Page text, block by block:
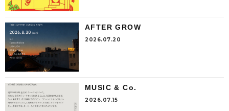
AFTER GROW
2026.07.20
MUSIC & Co.
2026.07.15